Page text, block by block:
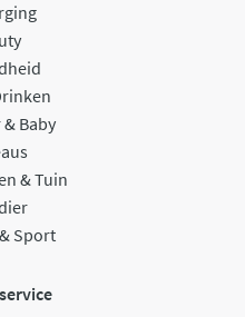
Baby
& Tuin
Sport